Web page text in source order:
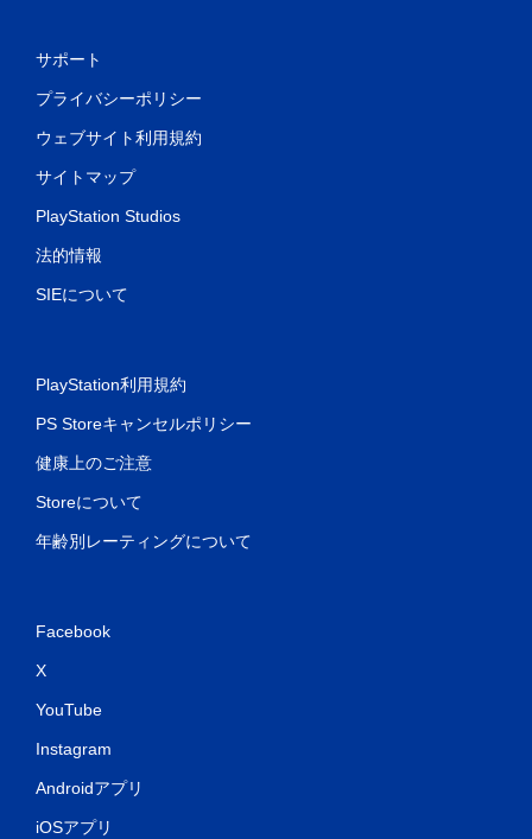
サポート
プライバシーポリシー
ウェブサイト利用規約
サイトマップ
PlayStation Studios
法的情報
SIEについて
PlayStation利用規約
PS Storeキャンセルポリシー
健康上のご注意
Storeについて
年齢別レーティングについて
Facebook
X
YouTube
Instagram
Androidアプリ
iOSアプリ